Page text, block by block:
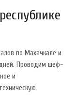
по Махачкале и
Проводим шеф-
и